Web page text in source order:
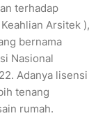
terhadap
Arsitek ),
bernama
Nasional
Adanya lisensi
tenang
rumah.